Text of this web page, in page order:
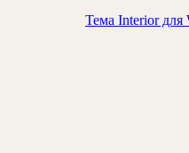
Тема Interior для